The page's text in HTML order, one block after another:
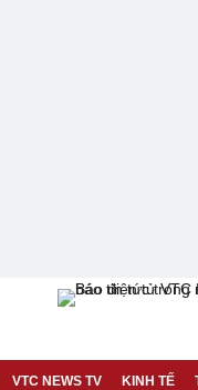
VTC NEWS TV KINH TẾ